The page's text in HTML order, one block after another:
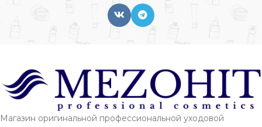
Магазин оригинальной профессиональной уходовой